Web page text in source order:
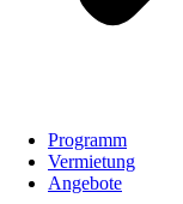
Programm
Vermietung
Angebote